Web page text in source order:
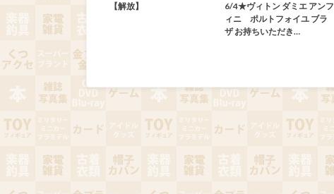
【解放】
6/4★ヴィトン ダミエ アンフ
ィニ ポルトフォイユ ブラ
ザ お持ちいただき…